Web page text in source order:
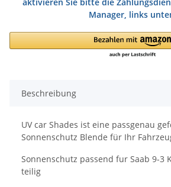
Manager, links
Beschreibung
UV car Shades ist eine passgenau
Sonnenschutz Blende für Ihr
Sonnenschutz passend fur Saab 9-3
teilig